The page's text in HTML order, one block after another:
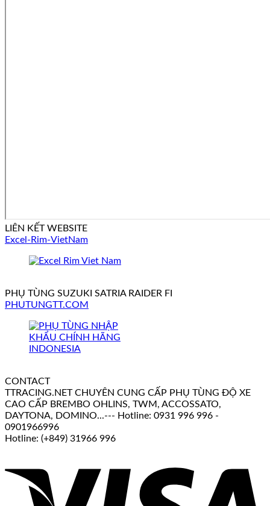
LIÊN KẾT WEBSITE
Excel-Rim-VietNam
PHỤ TÙNG SUZUKI SATRIA RAIDER FI
PHUTUNGTT.COM
CONTACT
TTRACING.NET CHUYÊN CUNG CẤP PHỤ TÙNG ĐỘ XE
CAO CẤP BREMBO OHLINS, TWM, ACCOSSATO,
DAYTONA, DOMINO...--- Hotline: 0931 996 996 -
0901966996
Hotline: (+849) 31966 996